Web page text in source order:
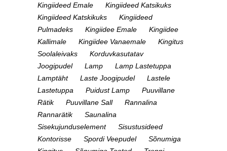
Kingiideed Emale
Kingiideed Katsikuks
Kingiideed Katskikuks
Kingiideed
Pulmadeks
Kingiidee Emale
Kingiidee
Kallimale
Kingiidee Vanaemale
Kingitus
Soolaleivaks
Korduvkasutatav
Joogipudel
Lamp
Lamp Lastetuppa
Lamptäht
Laste Joogipudel
Lastele
Lastetuppa
Puidust Lamp
Puuvillane
Rätik
Puuvillane Sall
Rannalina
Rannarätik
Saunalina
Sisekujunduselement
Sisustusideed
Kontorisse
Spordi Veepudel
Sõnumiga